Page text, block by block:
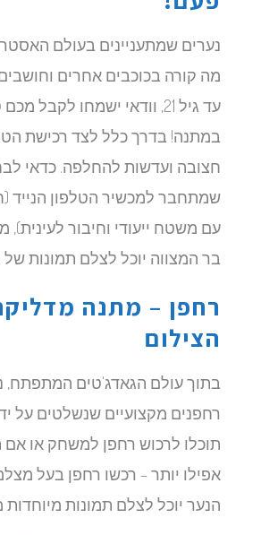
נערים שמתעניינים בעולם
מה קורה בכוכבים אחרים וחושבים
עד גיל 21, וודאי ישמחו לקבל מכם
במתנה! בדרך כלל לצד רכישת
חצובה ועדשות להחלפה. כדאי
שמתחבר למכשיר הטלפון הנייד
עם משטח ייעודי וחיבור לעינית),
בר המצווה יוכל לצלם תמונות של
רחפן – מתנה מדליקה
הצילום
בתוך עולם הגאדג'טים המתפתח,
רחפנים מקצועיים שנשלטים על ידי
תוכלו לרכוש רחפן למשחק או אם
אפילו יותר – רכשו רחפן בעל מצלמה
הנער יוכל לצלם תמונות מיוחדות